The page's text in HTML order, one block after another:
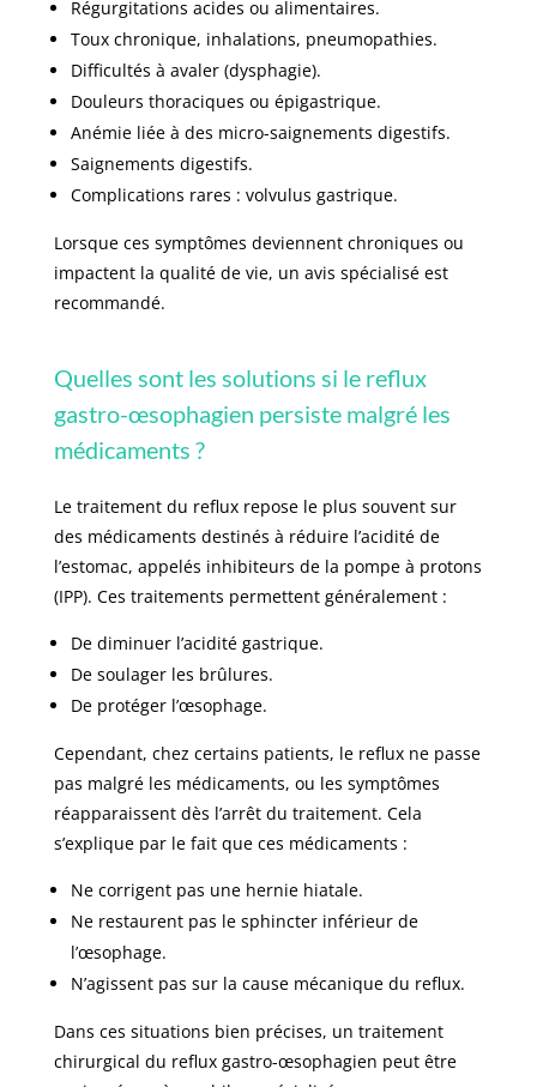
Régurgitations acides ou alimentaires.
Toux chronique, inhalations, pneumopathies.
Difficultés à avaler (dysphagie).
Douleurs thoraciques ou épigastrique.
Anémie liée à des micro-saignements digestifs.
Saignements digestifs.
Complications rares : volvulus gastrique.
Lorsque ces symptômes deviennent chroniques ou
impactent la qualité de vie, un avis spécialisé est
recommandé.
Quelles sont les solutions si le reflux
gastro-œsophagien persiste malgré les
médicaments ?
Le traitement du reflux repose le plus souvent sur
des médicaments destinés à réduire l’acidité de
l’estomac, appelés inhibiteurs de la pompe à protons
(IPP). Ces traitements permettent généralement :
De diminuer l’acidité gastrique.
De soulager les brûlures.
De protéger l’œsophage.
Cependant, chez certains patients, le reflux ne passe
pas malgré les médicaments, ou les symptômes
réapparaissent dès l’arrêt du traitement. Cela
s’explique par le fait que ces médicaments :
Ne corrigent pas une hernie hiatale.
Ne restaurent pas le sphincter inférieur de
l’œsophage.
N’agissent pas sur la cause mécanique du reflux.
Dans ces situations bien précises, un traitement
chirurgical du reflux gastro-œsophagien peut être